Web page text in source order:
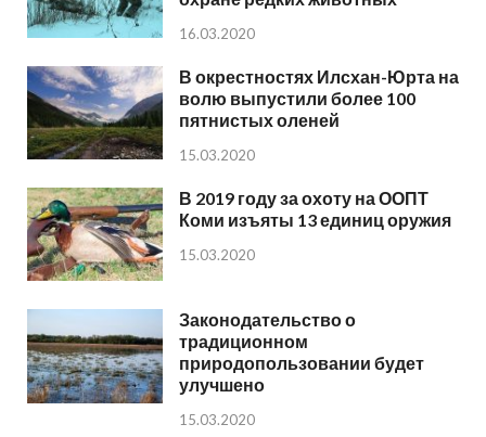
16.03.2020
В окрестностях Илсхан-Юрта на
волю выпустили более 100
пятнистых оленей
15.03.2020
В 2019 году за охоту на ООПТ
Коми изъяты 13 единиц оружия
15.03.2020
Законодательство о
традиционном
природопользовании будет
улучшено
15.03.2020